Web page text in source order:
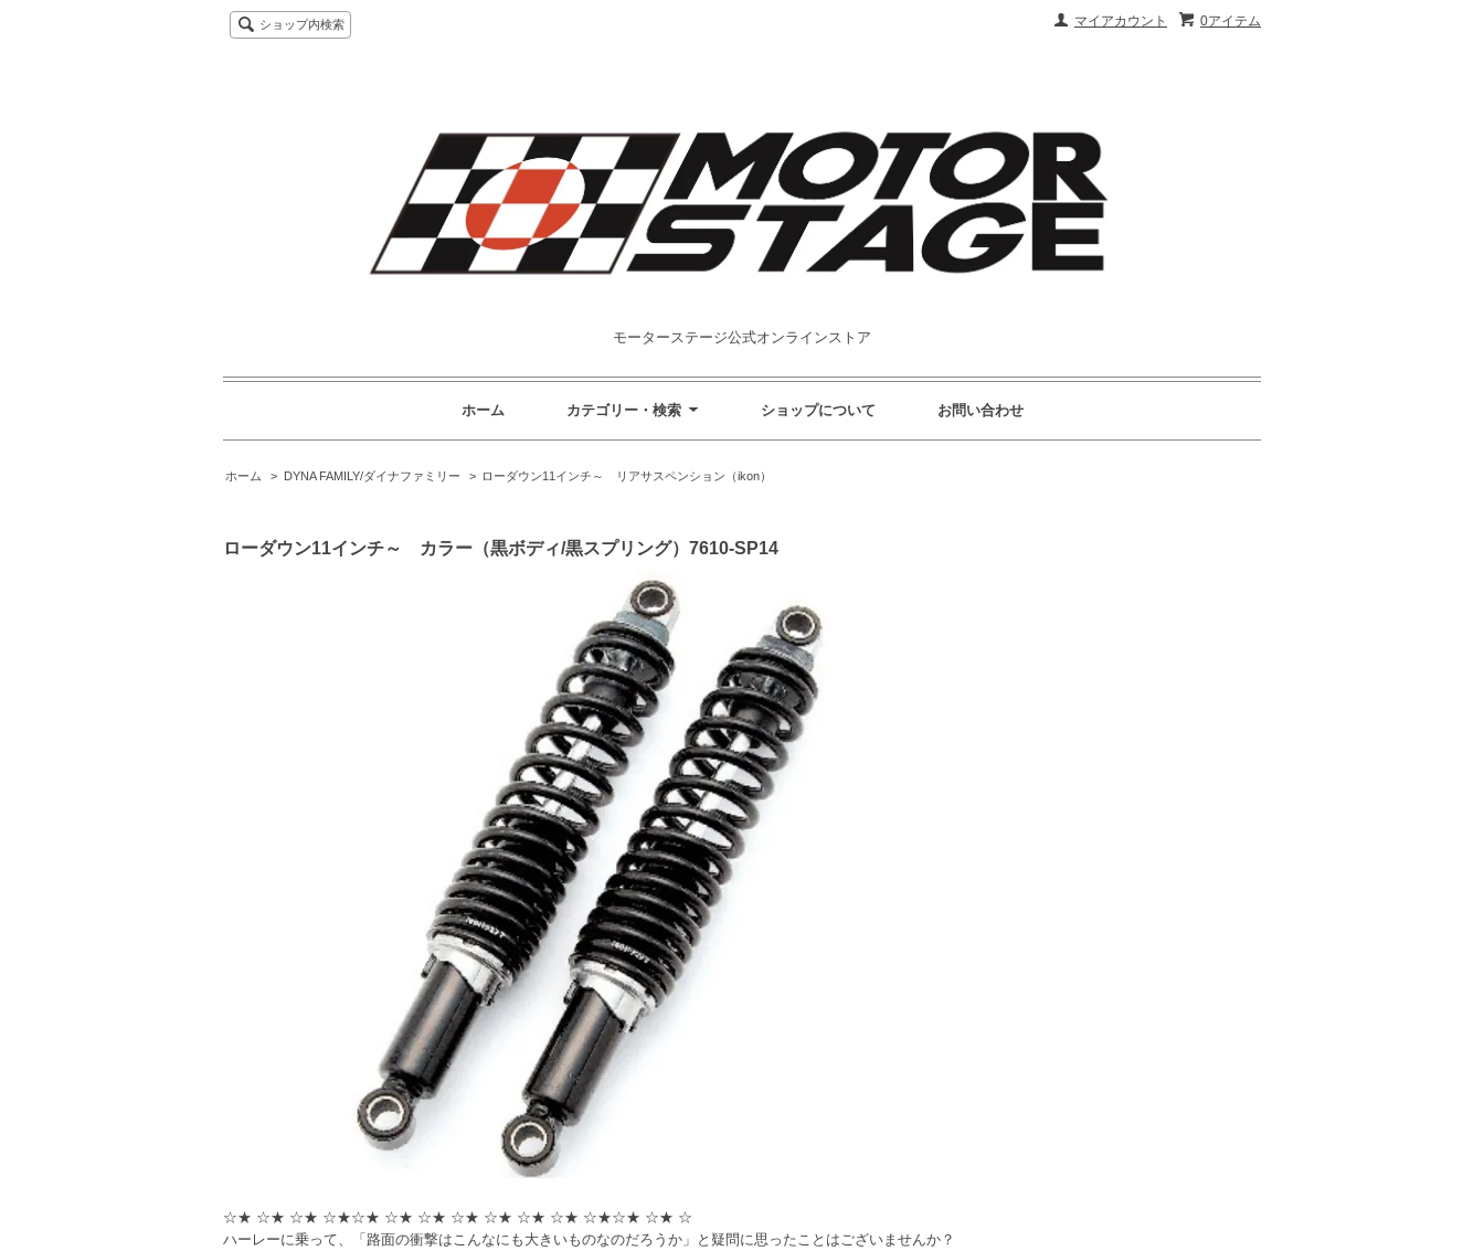
0アイテム
マイアカウント
ショップ内検索
モーターステージ公式オンラインストア
ホーム カテゴリー・検索 ショップについて お問い合わせ
ホーム > DYNA FAMILY/ダイナファミリー > ローダウン11インチ～ リアサスペンション（ikon）
ローダウン11インチ～ カラー（黒ボディ/黒スプリング）7610-SP14
☆★ ☆★ ☆★ ☆★☆★ ☆★ ☆★ ☆★ ☆★ ☆★ ☆★ ☆★☆★ ☆★ ☆
ハーレーに乗って、「路面の衝撃はこんなにも大きいものなのだろうか」と疑問に思ったことはございませんか？